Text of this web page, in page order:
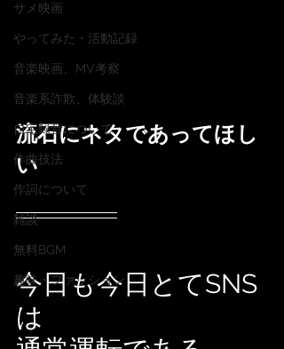
サメ映画
やってみた・活動記録
音楽映画、MV考察
音楽系詐欺、体験談
自宅録音について
作曲技法
作詞について
雑談
無料BGM
趣味・ファッション
流石にネタであってほし
い
今日も今日とてSNS
は